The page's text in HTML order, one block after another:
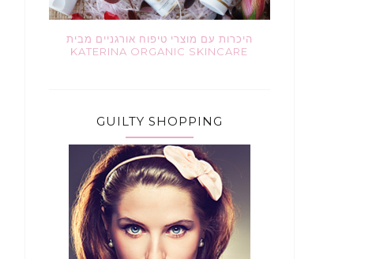
היכרות עם מוצרי טיפוח אורגניים מבית
KATERINA ORGANIC SKINCARE
GUILTY SHOPPING